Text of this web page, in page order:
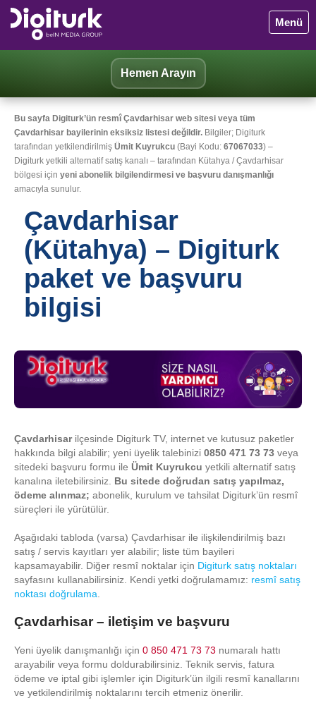
Menü
Hemen Arayın
Bu sayfa Digiturk’ün resmî Çavdarhisar web sitesi veya tüm
Çavdarhisar bayilerinin eksiksiz listesi değildir. Bilgiler; Digiturk
tarafından yetkilendirilmiş Ümit Kuyrukcu (Bayi Kodu: 67067033) –
Digiturk yetkili alternatif satış kanalı – tarafından Kütahya / Çavdarhisar
bölgesi için yeni abonelik bilgilendirmesi ve başvuru danışmanlığı
amacıyla sunulur.
Çavdarhisar
(Kütahya) – Digiturk
paket ve başvuru
bilgisi
Çavdarhisarilçesinde Digiturk TV, internet ve kutusuz paketler
hakkında bilgi alabilir; yeni üyelik talebinizi 0850 471 73 73 veya
sitedeki başvuru formu ile Ümit Kuyrukcu yetkili alternatif satış
kanalına iletebilirsiniz. Bu sitede doğrudan satış yapılmaz,
ödeme alınmaz; abonelik, kurulum ve tahsilat Digiturk’ün resmî
süreçleri ile yürütülür.
Aşağıdaki tabloda (varsa) Çavdarhisar ile ilişkilendirilmiş bazı
satış / servis kayıtları yer alabilir; liste tüm bayileri
kapsamayabilir. Diğer resmî noktalar için Digiturk satış noktaları
sayfasını kullanabilirsiniz. Kendi yetki doğrulamamız: resmî satış
noktası doğrulama
Çavdarhisar – iletişim ve başvuru
Yeni üyelik danışmanlığı için 0 850 471 73 73 numaralı hattı
arayabilir veya formu doldurabilirsiniz. Teknik servis, fatura
ödeme ve iptal gibi işlemler için Digiturk’ün ilgili resmî kanallarını
ve yetkilendirilmiş noktalarını tercih etmeniz önerilir.